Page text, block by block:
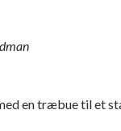
en træbue til et